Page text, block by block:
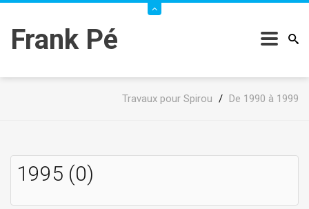
Frank Pé
Travaux pour Spirou / De 1990 à 1999
1995 (0)